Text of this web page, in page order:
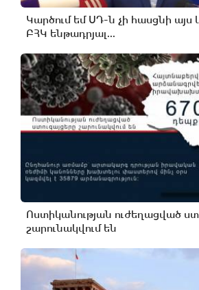
Կարծում եմ ՍԴ-ն չի հասցնի այս
ԲՀԿ ենթադրյալ...
Ոստիկանության ուժեղացված
շարունակվում են